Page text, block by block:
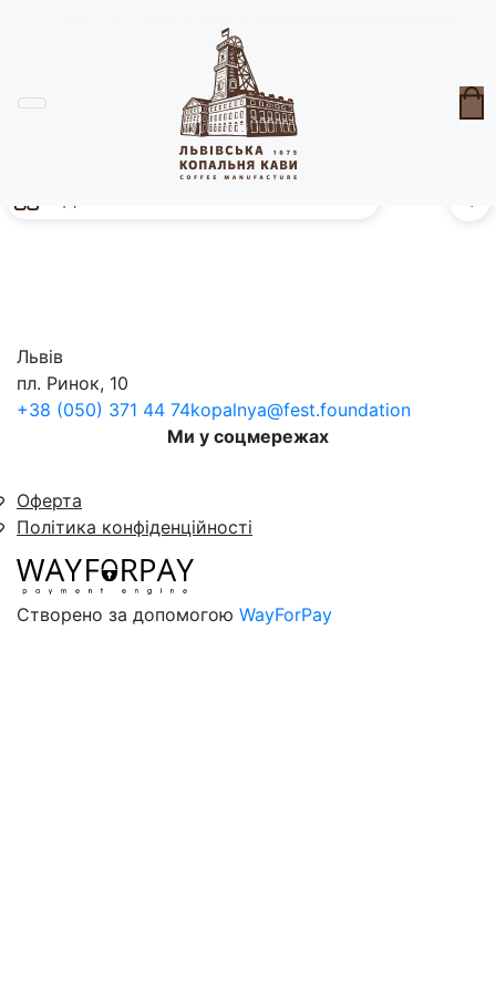
Девайси
Львів
пл. Ринок, 10
+38 (050) 371 44 74kopalnya@fest.foundation
Ми у соцмережах
Оферта
Політика конфіденційності
Створено за допомогою WayForPay